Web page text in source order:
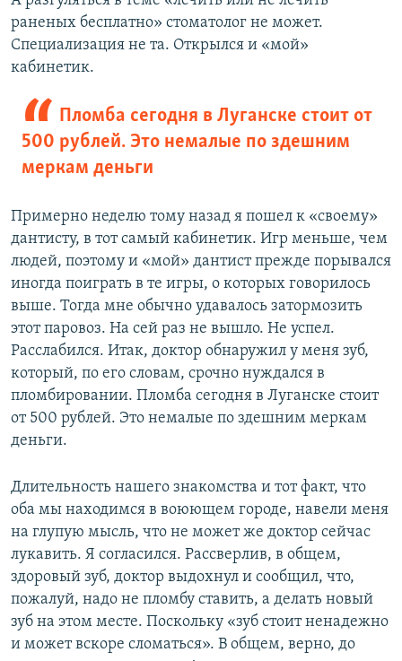
раненых бесплатно» стоматолог не может.
Специализация не та. Открылся и «мой»
кабинетик.
Пломба сегодня в Луганске стоит от
500 рублей. Это немалые по здешним
меркам деньги
Примерно неделю тому назад я пошел к «своему»
дантисту, в тот самый кабинетик. Игр меньше, чем
людей, поэтому и «мой» дантист прежде порывался
иногда поиграть в те игры, о которых говорилось
выше. Тогда мне обычно удавалось затормозить
этот паровоз. На сей раз не вышло. Не успел.
Расслабился. Итак, доктор обнаружил у меня зуб,
который, по его словам, срочно нуждался в
пломбировании. Пломба сегодня в Луганске стоит
от 500 рублей. Это немалые по здешним меркам
деньги.
Длительность нашего знакомства и тот факт, что
оба мы находимся в воюющем городе, навели меня
на глупую мысль, что не может же доктор сейчас
лукавить. Я согласился. Рассверлив, в общем,
здоровый зуб, доктор выдохнул и сообщил, что,
пожалуй, надо не пломбу ставить, а делать новый
зуб на этом месте. Поскольку «зуб стоит ненадежно
и может вскоре сломаться». В общем, верно, до